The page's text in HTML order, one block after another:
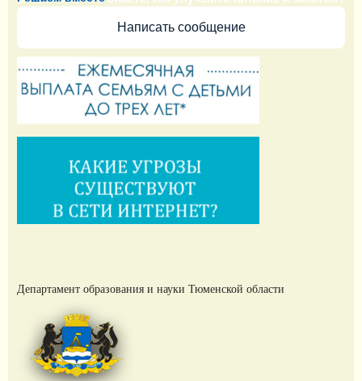
Написать сообщение
Департамент образования и науки Тюменской области